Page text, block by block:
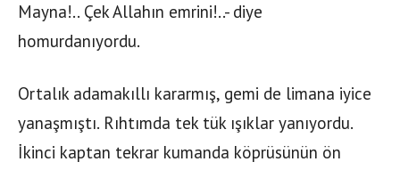
Mayna!.. Çek Allahın emrini!..- diye
homurdanıyordu.
Ortalık adamakıllı kararmış, gemi de limana iyice
yanaşmıştı. Rıhtımda tek tük ışıklar yanıyordu.
İkinci kaptan tekrar kumanda köprüsünün ön